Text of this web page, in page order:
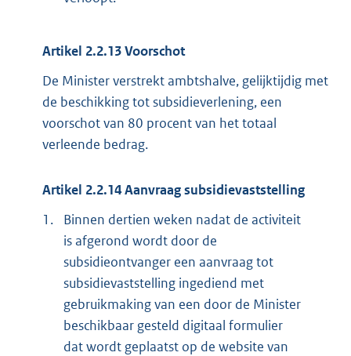
Artikel 2.2.13 Voorschot
De Minister verstrekt ambtshalve, gelijktijdig met
de beschikking tot subsidieverlening, een
voorschot van 80 procent van het totaal
verleende bedrag.
Artikel 2.2.14 Aanvraag subsidievaststelling
1.
Binnen dertien weken nadat de activiteit
is afgerond wordt door de
subsidieontvanger een aanvraag tot
subsidievaststelling ingediend met
gebruikmaking van een door de Minister
beschikbaar gesteld digitaal formulier
dat wordt geplaatst op de website van